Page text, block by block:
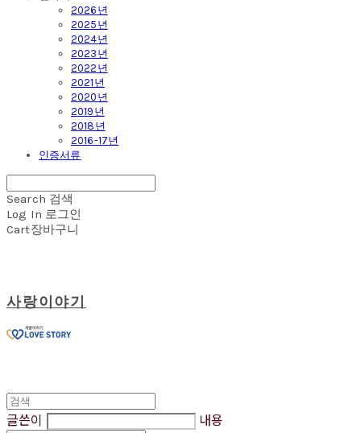
2026년
2025년
2024년
2023년
2022년
2021년
2020년
2019년
2018년
2016-17년
인증서류
Search 검색
Log In 로그인
Cart장바구니
사랑이야기
글쓴이 내용